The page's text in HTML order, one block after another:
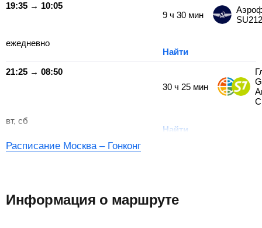
19:35 → 10:05
9 ч 30 мин
SU212
ежедневно
Найти
21:25 → 08:50
30 ч 25 мин
вт, сб
Найти
Расписание Москва – Гонконг
Информация о маршруте